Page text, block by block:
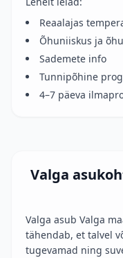
Reaalajas
Õhuniiskus ja
Sademete info
Tunnipõhine
4–7 päeva
Valga
Valga asub Valga
tähendab, et talvel
tugevamad ning